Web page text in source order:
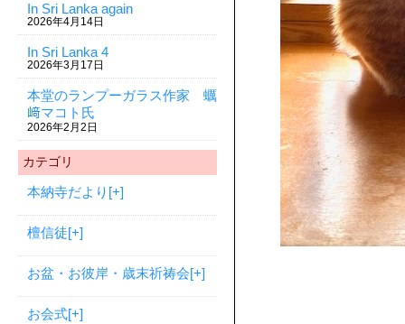
In Sri Lanka again
2026年4月14日
In Sri Lanka 4
2026年3月17日
本堂のランプーガラス作家 蠣
﨑マコト氏
2026年2月2日
カテゴリ
本納寺だより [+]
檀信徒[+]
お盆・お彼岸・歳末祈祷会[+]
お会式[+]